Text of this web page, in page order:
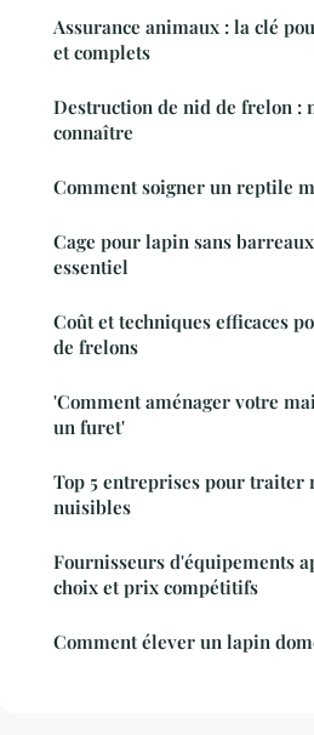
Assurance animaux : la clé
et complets
Destruction de nid de frelon :
connaître
Comment soigner un reptile
Cage pour lapin sans
essentiel
Coût et techniques efficaces
de frelons
'Comment aménager votre
un furet'
Top 5 entreprises pour traiter
nuisibles
Fournisseurs d'équipements
choix et prix compétitifs
Comment élever un lapin